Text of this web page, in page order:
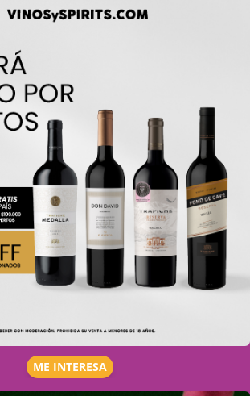
ME INTERESA